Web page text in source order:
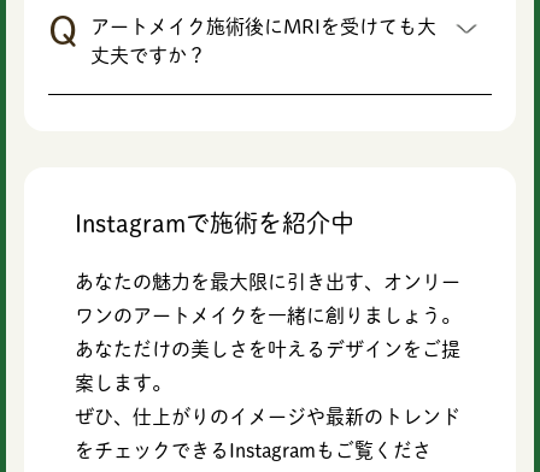
アートメイク施術後にMRIを受けても大
丈夫ですか？
Instagramで施術を紹介中
あなたの魅力を最大限に引き出す、オンリー
ワンのアートメイクを一緒に創りましょう。
あなただけの美しさを叶えるデザインをご提
案します。
ぜひ、仕上がりのイメージや最新のトレンド
をチェックできるInstagramもご覧くださ